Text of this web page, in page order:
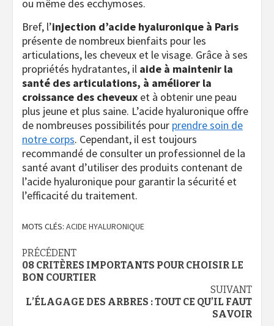
ou même des ecchymoses.
Bref, l’injection d’acide hyaluronique à Paris
présente de nombreux bienfaits pour les
articulations, les cheveux et le visage. Grâce à ses
propriétés hydratantes, il aide à maintenir la
santé des articulations, à améliorer la
croissance des cheveux et à obtenir une peau
plus jeune et plus saine. L’acide hyaluronique offre
de nombreuses possibilités pour prendre soin de
notre corps. Cependant, il est toujours
recommandé de consulter un professionnel de la
santé avant d’utiliser des produits contenant de
l’acide hyaluronique pour garantir la sécurité et
l’efficacité du traitement.
MOTS CLÉS: ACIDE HYALURONIQUE
Navigation
d’article
PRÉCÉDENT
08 CRITÈRES IMPORTANTS POUR CHOISIR LE
BON COURTIER
SUIVANT
L’ÉLAGAGE DES ARBRES : TOUT CE QU’IL FAUT
SAVOIR